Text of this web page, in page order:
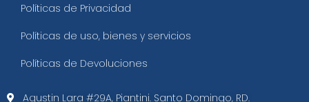
Políticas de Privacidad
Políticas de uso, bienes y servicios
Políticas de Devoluciones
Agustin Lara #29A, Piantini. Santo Domingo, RD.​